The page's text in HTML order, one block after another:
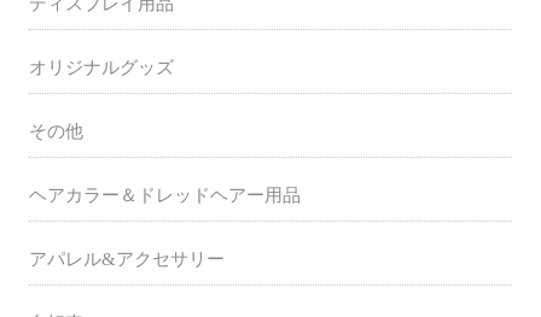
オリジナルグッズ
その他
ヘアカラー＆ドレッドヘアー用品
アパレル&アクセサリー